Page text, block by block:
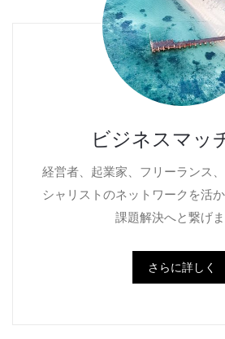
ビジネスマッ
経営者、起業家、フリーランス
シャリストのネットワークを活
課題解決へと繋げま
さらに詳しく